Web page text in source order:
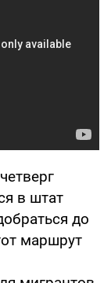
в штат
до
маршрут